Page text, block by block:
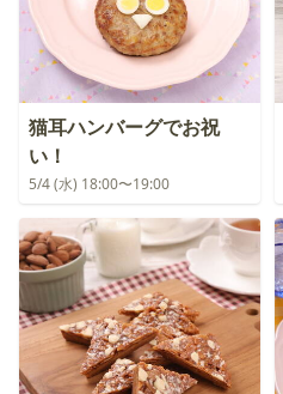
猫耳ハンバーグでお祝
い！
5/4 (水) 18:00〜19:00